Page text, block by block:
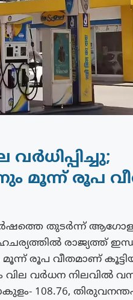
മൂന്ന് രൂപ
തുടർന്ന് ആഗോള
രാജ്യത്ത്
മൂന്ന് രൂപ വീതമാണ്
വർധന നിലവിൽ
108.76,